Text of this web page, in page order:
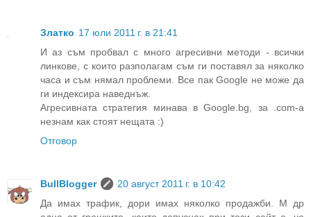
Златко 17 юли 2011 г. в 21:41
И аз съм пробвал с много агресивни методи - всички
линкове, с които разполагам съм ги поставял за няколко
часа и съм нямал проблеми. Все пак Google не може да
ги индексира наведнъж.
Агресивната стратегия минава в Google.bg, за .com-a
незнам как стоят нещата :)
Отговор
BullBlogger
20 август 2011 г. в 10:42
Да имах трафик, дори имах няколко продажби. М др